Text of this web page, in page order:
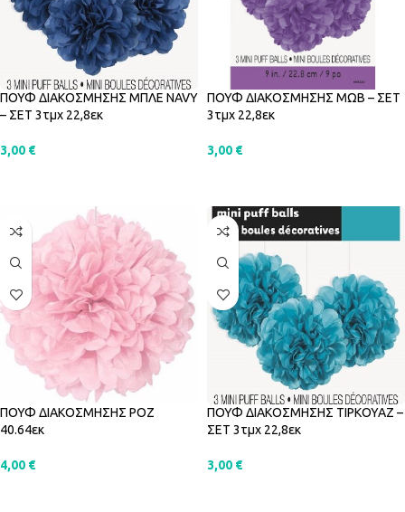
ΠΟΥΦ ΔΙΑΚΟΣΜΗΣΗΣ ΜΠΛΕ NAVY
– ΣΕΤ 3τμχ 22,8εκ
3,00 €
ΠΟΥΦ ΔΙΑΚΟΣΜΗΣΗΣ ΜΩΒ – ΣΕΤ
3τμχ 22,8εκ
3,00 €
ΠΟΥΦ ΔΙΑΚΟΣΜΗΣΗΣ ΡΟΖ
40.64εκ
4,00 €
ΠΟΥΦ ΔΙΑΚΟΣΜΗΣΗΣ ΤΙΡΚΟΥΑΖ –
ΣΕΤ 3τμχ 22,8εκ
3,00 €